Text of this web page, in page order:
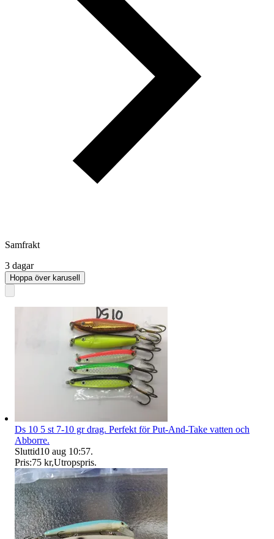
Samfrakt
3 dagar
Hoppa över karusell
Ds 10 5 st 7-10 gr drag. Perfekt för Put-And-Take vatten och
Abborre.
Sluttid10 aug 10:57.
Pris:75 kr,Utropspris.